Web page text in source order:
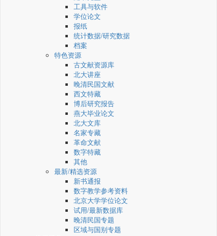
工具与软件
学位论文
报纸
统计数据/研究数据
档案
特色资源
古文献资源库
北大讲座
晚清民国文献
西文特藏
博后研究报告
燕大毕业论文
北大文库
名家专藏
革命文献
数字特藏
其他
最新/精选资源
新书通报
数字教学参考资料
北京大学学位论文
试用/最新数据库
晚清民国专题
区域与国别专题